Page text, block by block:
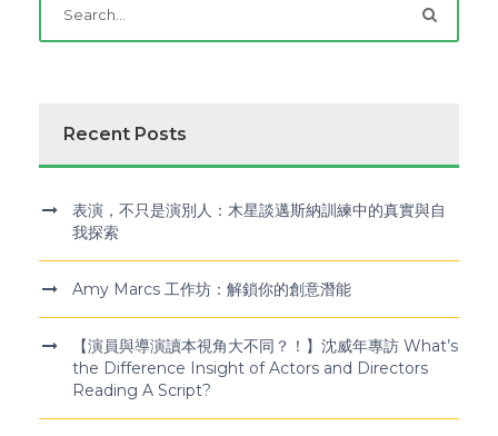
Recent Posts
表演，不只是演別人：木星談邁斯納訓練中的真實與自
我探索
Amy Marcs 工作坊：解鎖你的創意潛能
【演員與導演讀本視角大不同？！】沈威年專訪 What’s
the Difference Insight of Actors and Directors
Reading A Script?